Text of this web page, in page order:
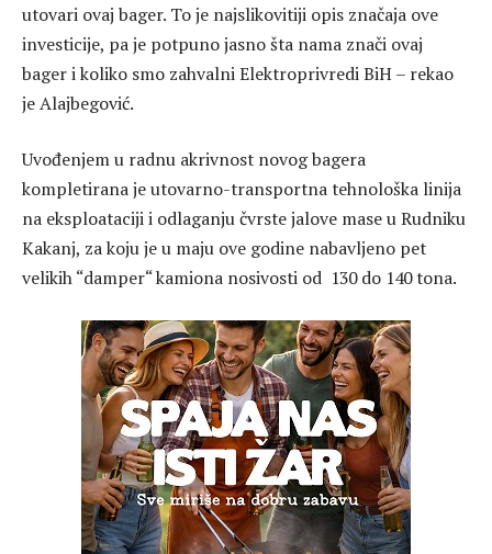
utovari ovaj bager. To je najslikovitiji opis značaja ove
investicije, pa je potpuno jasno šta nama znači ovaj
bager i koliko smo zahvalni Elektroprivredi BiH – rekao
je Alajbegović.
Uvođenjem u radnu akrivnost novog bagera
kompletirana je utovarno-transportna tehnološka linija
na eksploataciji i odlaganju čvrste jalove mase u Rudniku
Kakanj, za koju je u maju ove godine nabavljeno pet
velikih “damper“ kamiona nosivosti od 130 do 140 tona.